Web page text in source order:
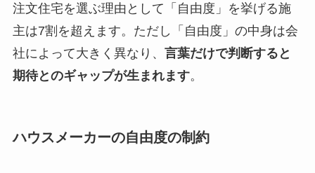
注文住宅を選ぶ理由として「自由度」を挙げる施
主は7割を超えます。ただし「自由度」の中身は会
社によって大きく異なり、 言葉だけで判断すると
期待とのギャップが生まれます。
ハウスメーカーの自由度の制約